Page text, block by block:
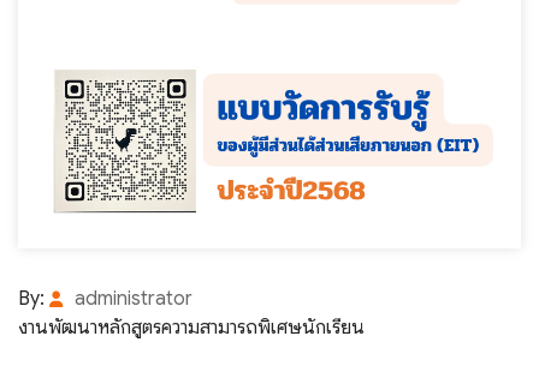
By:
administrator
งานพัฒนาหลักสูตรความสามารถพิเศษนักเรียน